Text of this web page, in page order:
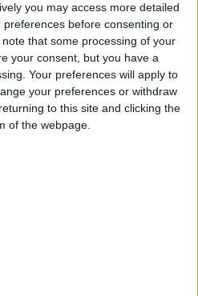
you may access more detailed
before consenting or
note that some processing of your
your consent, but you have a
Your preferences will apply to
your preferences or withdraw
to this site and clicking the
of the webpage.
o sistema pretende
os tempos de reação
da corrida,
num contexto competitivo